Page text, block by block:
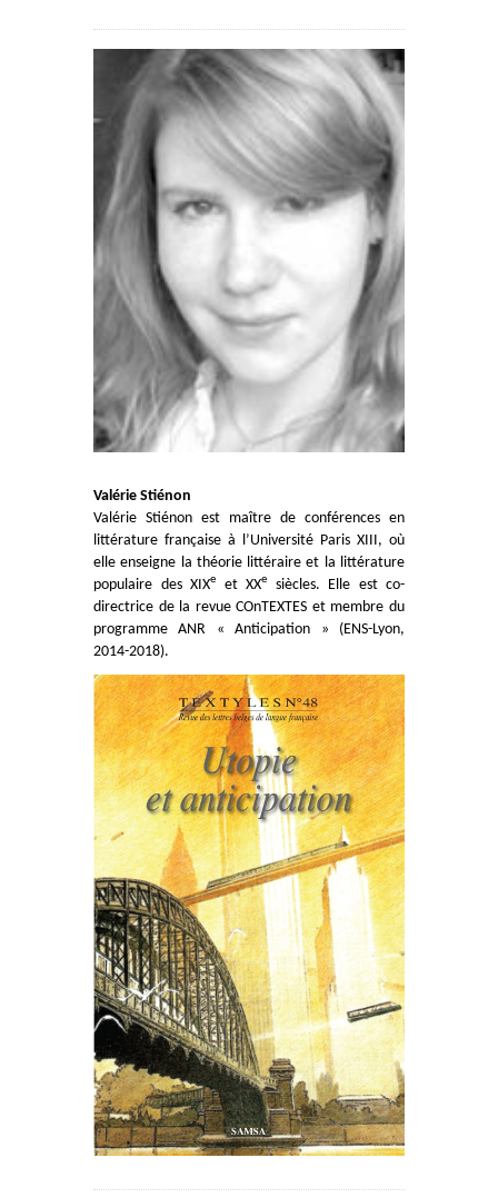
Valérie Stiénon
Valérie Stiénon est maître de conférences en
littérature française à l’Université Paris XIII, où
elle enseigne la théorie littéraire et la littérature
populaire des XIXe et XXe
siècles. Elle est co-
directrice de la revue COnTEXTES et membre du
programme ANR « Anticipation » (ENS-Lyon,
2014-2018).